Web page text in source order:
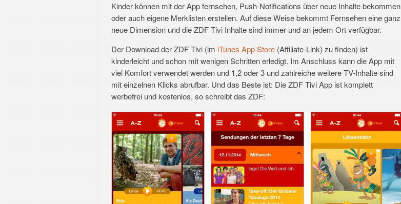
Kinder können mit der App fernsehen, Push-Notifications über neue Inhalte bekommen
oder auch eigene Merklisten erstellen. Auf diese Weise bekommt Fernsehen eine ganz
neue Dimension und die ZDF Tivi Inhalte sind immer und an jedem Ort verfügbar.
Der Download der ZDF Tivi (im iTunes App Store (Affiliate-Link) zu finden) ist
kinderleicht und schon mit wenigen Schritten erledigt. Im Anschluss kann die App mit
viel Komfort verwendet werden und 1,2 oder 3 und zahlreiche weitere TV-Inhalte sind
mit einzelnen Klicks abrufbar. Und das Beste ist: Die ZDF Tivi App ist komplett
werbefrei und kostenlos, so schreibt das ZDF: